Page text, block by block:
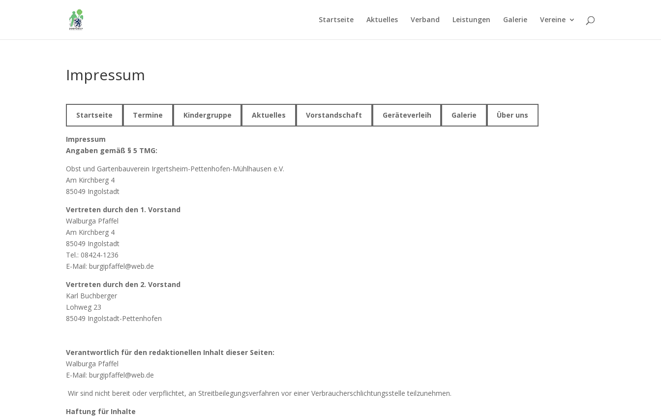
Startseite Aktuelles Verband Leistungen Galerie Vereine
Impressum
Startseite Termine Kindergruppe Aktuelles Vorstandschaft Geräteverleih Galerie Über uns
Impressum
Angaben gemäß § 5 TMG:
Obst und Gartenbauverein Irgertsheim-Pettenhofen-Mühlhausen e.V.
Am Kirchberg 4
85049 Ingolstadt
Vertreten durch den 1. Vorstand
Walburga Pfaffel
Am Kirchberg 4
85049 Ingolstadt
Tel.: 08424-1236
E-Mail: burgipfaffel@web.de
Vertreten durch den 2. Vorstand
Karl Buchberger
Lohweg 23
85049 Ingolstadt-Pettenhofen
Verantwortlich für den redaktionellen Inhalt dieser Seiten:
Walburga Pfaffel
E-Mail: burgipfaffel@web.de
Wir sind nicht bereit oder verpflichtet, an Streitbeilegungsverfahren vor einer Verbraucherschlichtungsstelle teilzunehmen.
Haftung für Inhalte